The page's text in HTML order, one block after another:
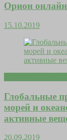
Орион
15.10.2019
Глобальные
морей и
активные
20.09.2019